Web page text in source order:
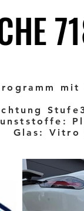
mit
Glas: Vitro